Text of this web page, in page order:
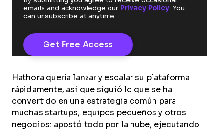
emails and acknowledge our Privacy Policy. You
can unsubscribe at anytime.
Hathora quería lanzar y escalar su plataforma
rápidamente, así que siguió lo que se ha
convertido en una estrategia común para
muchas startups, equipos pequeños y otros
negocios: apostó todo por la nube, ejecutando